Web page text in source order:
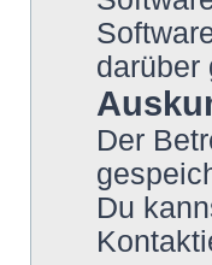
darüber
Der
Du